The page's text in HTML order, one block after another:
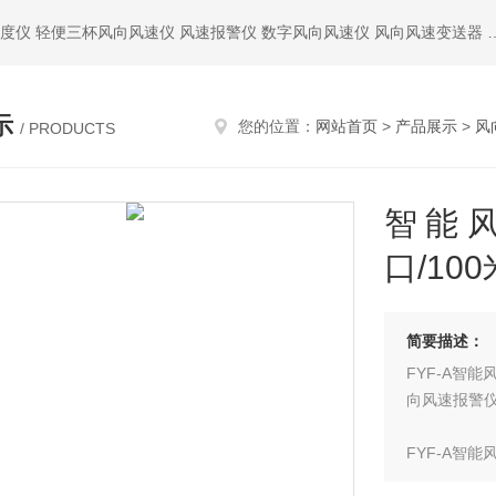
/ PRODUCTS 您的位置： 网站首页 > 产品展示 > 风
智能
口/100
简要描述：
FYF-A智能
向风速报警
FYF-A智能